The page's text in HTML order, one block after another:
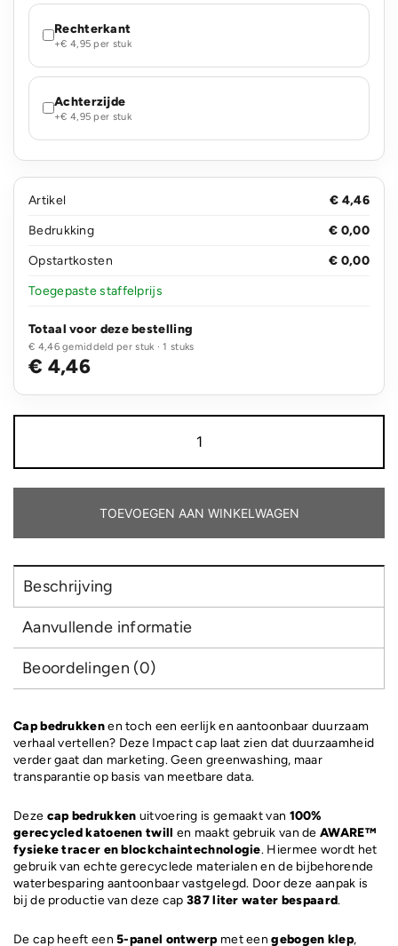
Rechterkant
+€ 4,95 per stuk
Achterzijde
+€ 4,95 per stuk
Artikel
€ 4,46
Bedrukking
€ 0,00
Opstartkosten
€ 0,00
Toegepaste staffelprijs
Totaal voor deze bestelling
€ 4,46 gemiddeld per stuk · 1 stuks
€ 4,46
bedrukken
TOEVOEGEN AAN WINKELWAGEN
Beschrijving
Aanvullende informatie
Beoordelingen (0)
Cap bedrukkenen toch een eerlijk en aantoonbaar duurzaam
verhaal vertellen? Deze Impact cap laat zien dat duurzaamheid
verder gaat dan marketing. Geen greenwashing, maar
transparantie op basis van meetbare data.
Deze cap bedrukken uitvoering is gemaakt van 100%
gerecycled katoenen twill en maakt gebruik van deAWARE™
fysieke tracer en blockchaintechnologie. Hiermee wordt het
gebruik van echte gerecyclede materialen en de bijbehorende
waterbesparing aantoonbaar vastgelegd. Door deze aanpak is
bij de productie van deze cap387 liter water bespaard.
De cap heeft een5-panel ontwerpmet eengebogen klep,